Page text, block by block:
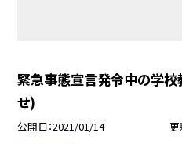
緊急事態宣言発令中の学校
せ)
公開日 2021/01/14 更